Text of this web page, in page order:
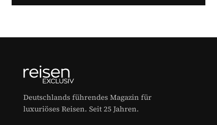
Deutschlands führendes Magazin für
luxuriöses Reisen. Seit 25 Jahren.